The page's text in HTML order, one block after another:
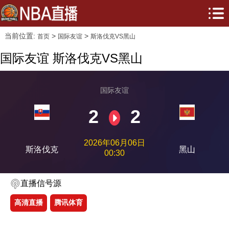
当前位置: 首页> 国际友谊> 斯洛伐克VS黑山
国际友谊 斯洛伐克VS黑山
斯洛伐克
国际友谊
2 2
2026年06月06日
00:30
黑山
直播信号源
高清直播 腾讯体育